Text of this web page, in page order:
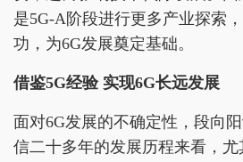
是5G-A阶段进行更多产业探索
功，为6G发展奠定基础。
借鉴5G经验 实现6G长远发展
面对6G发展的不确定性，段向
信二十多年的发展历程来看，尤